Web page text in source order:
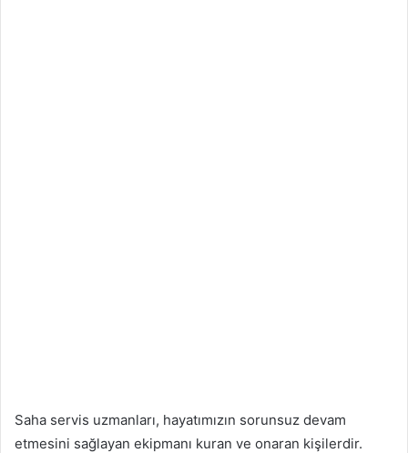
Saha servis uzmanları, hayatımızın sorunsuz devam
etmesini sağlayan ekipmanı kuran ve onaran kişilerdir.